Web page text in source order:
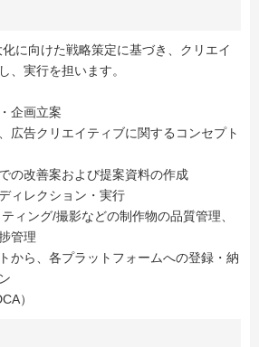
に向けた戦略策定に基づき、クリエイ
、実行を担います。
企画立案
広告クリエイティブに関するコンセプト
の改善案および提案資料の作成
ィレクション・実行
ィング/撮影などの制作物の品質管理、
管理
から、各プラットフォームへの登録・納
）